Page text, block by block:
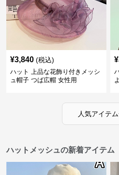
¥3,840 (税込)
ハット 上品な花飾り付きメッシ
ュ帽子 つば広帽 女性用
¥
人気アイテ
ハットメッシュの新着アイテム